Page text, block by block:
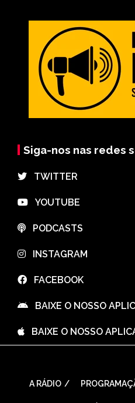
Siga-nos nas redes
⠀TWITTER
⠀YOUTUBE
⠀PODCASTS
⠀INSTAGRAM
⠀FACEBOOK
⠀BAIXE O NOSSO
⠀BAIXE O NOSSO
A RÁDIO